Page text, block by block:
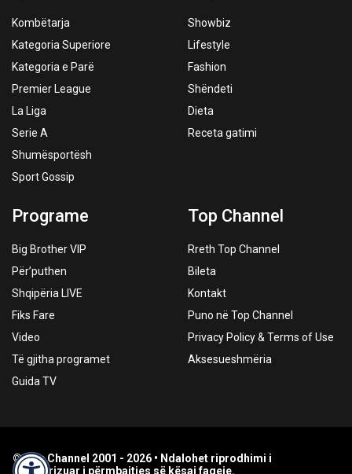
Kombëtarja
Kategoria Superiore
Kategoria e Parë
Premier League
La Liga
Serie A
Shumësportësh
Sport Gossip
Showbiz
Lifestyle
Fashion
Shëndeti
Dieta
Receta gatimi
Programe
Big Brother VIP
Për’puthen
Shqipëria LIVE
Fiks Fare
Video
Të gjitha programet
Guida TV
Top Channel
Rreth Top Channel
Bileta
Kontakt
Puno në Top Channel
Privacy Policy & Terms of Use
Aksesueshmëria
© Top Channel 2001 - 2026 • Ndalohet riprodhimi i
paautorizuar i përmbajtjes së kësaj faqeje.